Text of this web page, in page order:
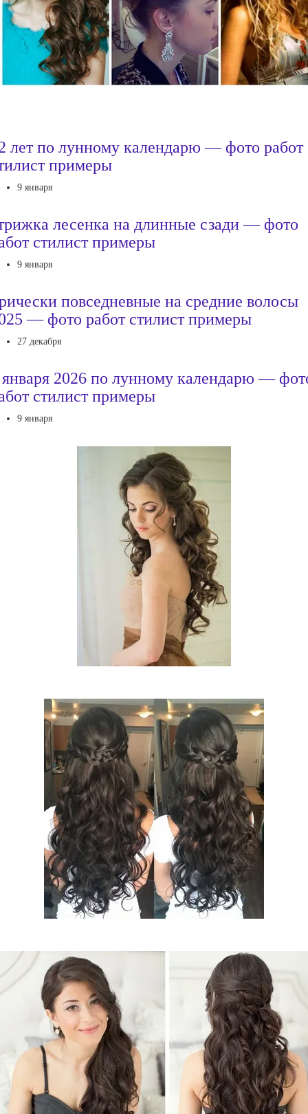
лет по лунному календарю — фото работ
примеры
9 января
лесенка на длинные сзади — фото
стилист примеры
9 января
повседневные на средние волосы
— фото работ стилист примеры
27 декабря
2026 по лунному календарю —
стилист примеры
9 января